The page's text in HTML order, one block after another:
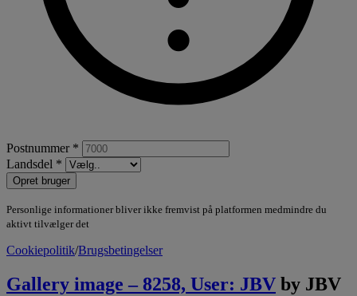
Postnummer *
Landsdel *
Opret bruger
Personlige informationer bliver ikke fremvist på platformen medmindre du
aktivt tilvælger det
Cookiepolitik/Brugsbetingelser
Gallery image – 8258, User: JBV by JBV